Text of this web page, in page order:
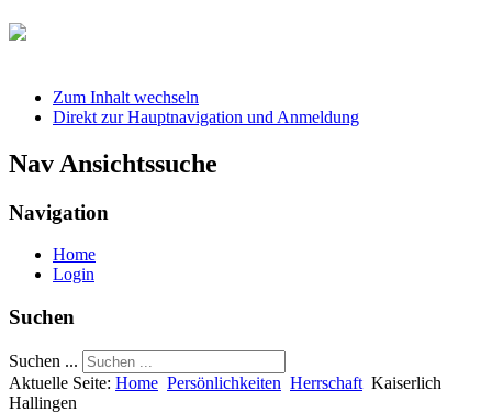
Zum Inhalt wechseln
Direkt zur Hauptnavigation und Anmeldung
Nav Ansichtssuche
Navigation
Home
Login
Suchen
Suchen ...
Aktuelle Seite: Home Persönlichkeiten Herrschaft Kaiserlich
Hallingen